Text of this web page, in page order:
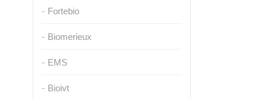
Fortebio
Biomerieux
EMS
Bioivt